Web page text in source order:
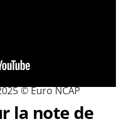
© Euro NCAP
la note de